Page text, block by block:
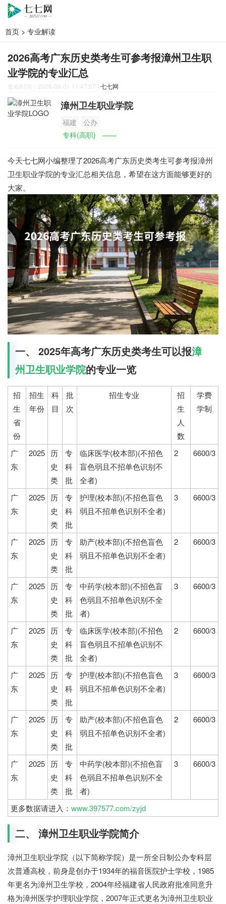
首页 > 专业解读
2026高考广东历史类考生可参考报漳州卫生职
业学院的专业汇总
发布时间：2026-06-01 11:47:07 | 七七网
漳州卫生职业学院
福建
公办
专科(高职)
——
今天七七网小编整理了2026高考广东历史类考生可参考报漳州
卫生职业学院的专业汇总相关信息，希望在这方面能够更好的
大家。
一、 2025年高考广东历史类考生可以报漳
州卫生职业学院的专业一览
招
生
省
份
招生
年份
科
目
批
次
招生专业
招
生
人
数
学费
学制
广
东
2025 历
史
类
专
科
批
临床医学(校本部)(不招色
盲色弱且不招单色识别不
全者)
2 6600/3
广
东
2025 历
史
类
专
科
批
护理(校本部)(不招色盲色
弱且不招单色识别不全者)
3 6600/3
广
东
2025 历
史
类
专
科
批
助产(校本部)(不招色盲色
弱且不招单色识别不全者)
2 6600/3
广
东
2025 历
史
类
专
科
批
中药学(校本部)(不招色盲
色弱且不招单色识别不全
者)
3 6600/3
广
东
2025 历
史
类
专
科
批
临床医学(校本部)(不招色
盲色弱且不招单色识别不
全者)
2 6600/3
广
东
2025 历
史
类
专
科
批
护理(校本部)(不招色盲色
弱且不招单色识别不全者)
3 6600/3
广
东
2025 历
史
类
专
科
批
助产(校本部)(不招色盲色
弱且不招单色识别不全者)
2 6600/3
广
东
2025 历
史
类
专
科
批
中药学(校本部)(不招色盲
色弱且不招单色识别不全
者)
3 6600/3
更多数据请进入： www.397577.com/zyjd
二、 漳州卫生职业学院简介
漳州卫生职业学院（以下简称学院）是一所全日制公办专科层
次普通高校，前身是创办于1934年的福音医院护士学校，1985
年更名为漳州卫生学校，2004年经福建省人民政府批准同意升
格为漳州医学护理职业学院，2007年正式更名为漳州卫生职业